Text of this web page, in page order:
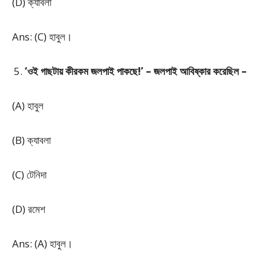
Ans: (C) হাবুল।
‘ওই গাছটায় কীরকম জলপাই পাকছে!’ – জলপাই আবিষ্কার করেছিল –
(A) হাবুল
(B) ক্যাবলা
(C) টেনিদা
(D) রমেশ
Ans: (A) হাবুল।